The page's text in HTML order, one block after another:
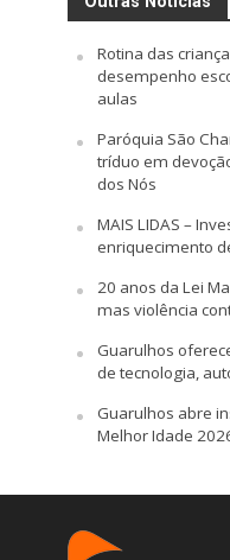
Rotina das
desempenho
aulas
Paróquia São
tríduo em
dos Nós
MAIS LIDAS –
enriquecimento
20 anos da Lei
mas violência
Guarulhos
de tecnologia,
Guarulhos abre
Melhor Idade